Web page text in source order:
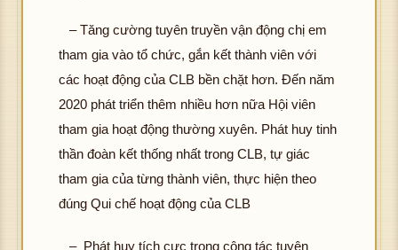
– Tăng cường tuyên truyền vận động chị em
tham gia vào tổ chức, gắn kết thành viên với
các hoạt động của CLB bền chặt hơn. Đến năm
2020 phát triển thêm nhiều hơn nữa Hội viên
tham gia hoạt động thường xuyên. Phát huy tinh
thần đoàn kết thống nhất trong CLB, tự giác
tham gia của từng thành viên, thực hiện theo
đúng Qui chế hoạt động của CLB
– Phát huy tích cực trong công tác tuyên